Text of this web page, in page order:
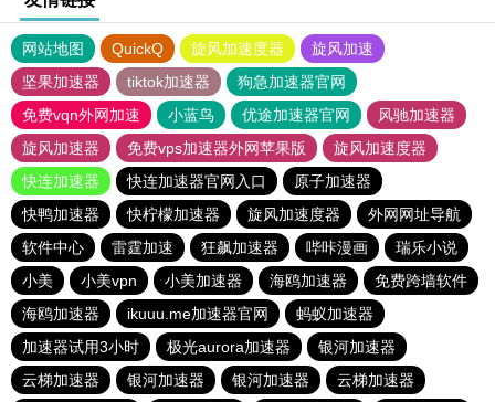
网站地图 QuickQ 旋风加速度器
旋风加速
坚果加速器
tiktok加速器
狗急加速器官网
免费vqn外网加速
小蓝鸟 优途加速器官网
风驰加速器
旋风加速器
免费vps加速器外网苹果版
旋风加速度器
快连加速器
快连加速器官网入口
原子加速器
快鸭加速器
快柠檬加速器 旋风加速度器
外网网址导航
软件中心
雷霆加速 狂飙加速器 哔咔漫画
瑞乐小说
小美
小美vpn 小美加速器 海鸥加速器
免费跨墙软件
海鸥加速器
ikuuu.me加速器官网
蚂蚁加速器
加速器试用3小时
极光aurora加速器
银河加速器
云梯加速器
银河加速器 银河加速器 云梯加速器